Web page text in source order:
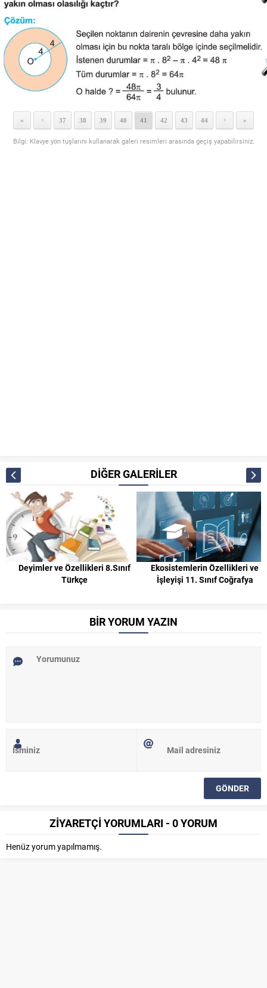
« < 37 38 39 40 41 42 43 44 > »
Bilgi: Klavye yön tuşlarını kullanarak galeri resimleri arasında geçiş yapabilirsiniz.
DİĞER GALERİLER
Deyimler ve Özellikleri 8.Sınıf
Türkçe
Ekosistemlerin Özellikleri ve
İşleyişi 11. Sınıf Coğrafya
BİR YORUM YAZIN
ZİYARETÇİ YORUMLARI - 0 YORUM
Henüz yorum yapılmamış.